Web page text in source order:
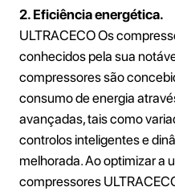
2. Eficiência energética.
ULTRACECO Os
conhecidos pela sua
compressores são
consumo de energia
avançadas, tais como
controlos inteligentes e
melhorada. Ao optimizar a
compressores